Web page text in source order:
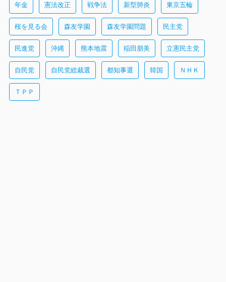
年金 憲法改正 戦争法 新型肺炎 東京五輪
桜を見る会 森友学園 森友学園問題 民主党
民進党 沖縄 熊本地震 稲田朋美 立憲民主党
自民党 自民党総裁選 都知事選 韓国 ＮＨＫ
ＴＰＰ